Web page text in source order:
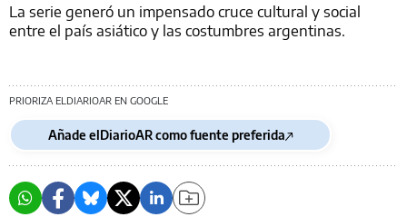
La serie generó un impensado cruce cultural y social
entre el país asiático y las costumbres argentinas.
PRIORIZA ELDIARIOAR EN GOOGLE
Añade elDiarioAR como fuente preferida